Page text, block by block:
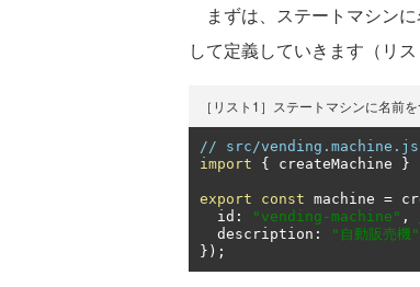
まずは、ステートマシンに
して定義していきます（リス
［リスト1］ステートマシンに名前
// src/vending.machine.js
import
{ createMachine }
export const machine =
  id
: "vending-machine" ,
  description
: "自動販売機"
});